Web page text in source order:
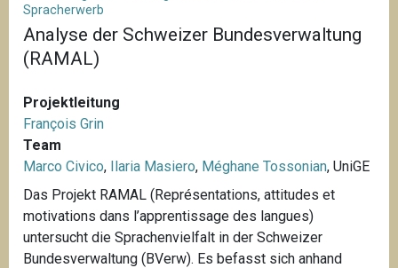
Spracherwerb
Analyse der Schweizer Bundesverwaltung
(RAMAL)
Projektleitung
François Grin
Team
Marco Civico, Ilaria Masiero, Méghane Tossonian, UniGE
Das Projekt RAMAL (Représentations, attitudes et
motivations dans l’apprentissage des langues)
untersucht die Sprachenvielfalt in der Schweizer
Bundesverwaltung (BVerw). Es befasst sich anhand